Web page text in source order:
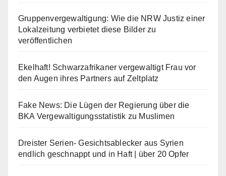
Gruppenvergewaltigung: Wie die NRW Justiz einer
Lokalzeitung verbietet diese Bilder zu
veröffentlichen
Ekelhaft! Schwarzafrikaner vergewaltigt Frau vor
den Augen ihres Partners auf Zeltplatz
Fake News: Die Lügen der Regierung über die
BKA Vergewaltigungsstatistik zu Muslimen
Dreister Serien- Gesichtsablecker aus Syrien
endlich geschnappt und in Haft | über 20 Opfer